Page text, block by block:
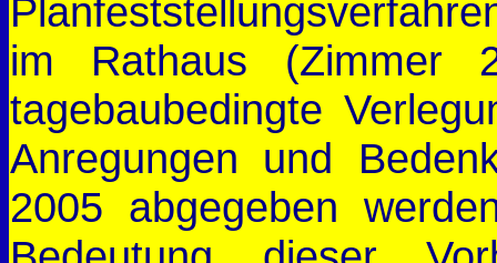
im Rathaus (Zimmer
tagebaubedingte
Anregungen und
2005 abgegeben